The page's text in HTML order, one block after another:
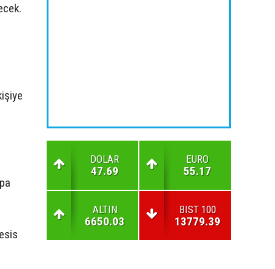
DOLAR
47.69
EURO
55.17
ALTIN
6650.03
BIST 100
13779.39